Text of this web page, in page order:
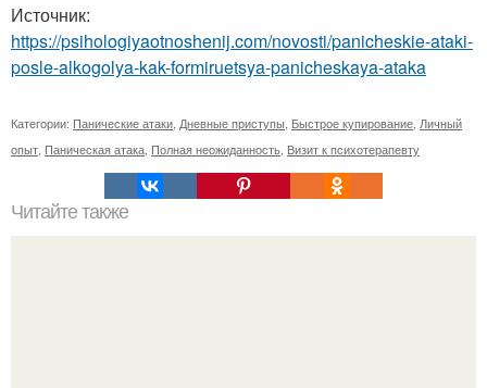
Источник:
https://psihologiyaotnoshenij.com/novosti/panicheskie-ataki-
posle-alkogolya-kak-formiruetsya-panicheskaya-ataka
Категории: Панические атаки Дневные приступы Быстрое купирование Личный
опыт Паническая атака Полная неожиданность Визит к психотерапевту
Читайте также